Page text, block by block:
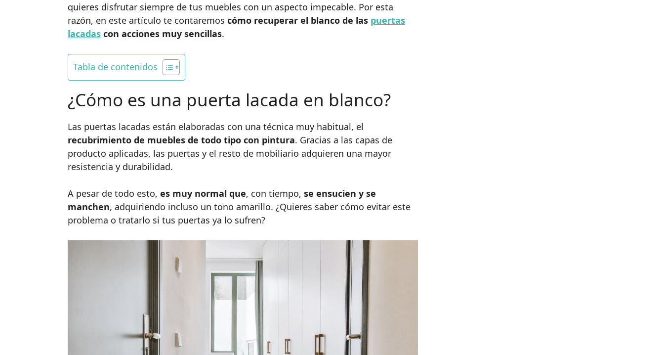
quieres disfrutar siempre de tus muebles con un aspecto impecable. Por esta
razón, en este artículo te contaremos cómo recuperar el blanco de las puertas
lacadas con acciones muy sencillas.
Tabla de contenidos
¿Cómo es una puerta lacada en blanco?
Las puertas lacadas están elaboradas con una técnica muy habitual, el
recubrimiento de muebles de todo tipo con pintura. Gracias a las capas de
producto aplicadas, las puertas y el resto de mobiliario adquieren una mayor
resistencia y durabilidad.
A pesar de todo esto, es muy normal que, con tiempo, se ensucien y se
manchen, adquiriendo incluso un tono amarillo. ¿Quieres saber cómo evitar este
problema o tratarlo si tus puertas ya lo sufren?